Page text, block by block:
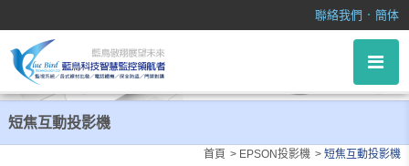
聯絡我們 ． 簡体
短焦互動投影機
首頁 EPSON投影機 短焦互動投影機